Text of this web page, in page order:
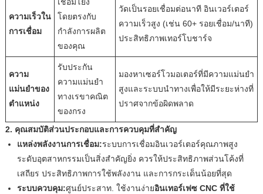
ความเร็วใน
การเชื่อม
โดยตรงกับ
กำลังการผลิต
ของคุณ
วัดเป็นรอยเชื่อมต่อนาที อินเวอร์เตอร์
ความเร็วสูง (เช่น 60+ รอยเชื่อม/นาที)
ประสิทธิภาพเทอร์โบชาร์จ
ความ
แม่นยำของ
ตำแหน่ง
รับประกัน
ความแม่นยำ
ทางเรขาคณิต
ของกรง
มองหาเซอร์โวมอเตอร์ที่มีความแม่นยำ
สูงและระบบนำทางเพื่อให้มีระยะห่างที่
ปราศจากข้อผิดพลาด
2. คุณสมบัติส่วนประกอบและการควบคุมที่สำคัญ
แหล่งพลังงานการเชื่อม:ระบบการเชื่อมอินเวอร์เตอร์คุณภาพสูง
ระดับอุตสาหกรรมเป็นสิ่งสำคัญยิ่ง ควรให้ประสิทธิภาพส่วนโค้งที่
เสถียร ประสิทธิภาพการใช้พลังงาน และการกระเด็นน้อยที่สุด
ระบบควบคุม:ศูนย์ประสาท. ใช้งานง่ายอินเทอร์เฟซ CNC ที่ใช้